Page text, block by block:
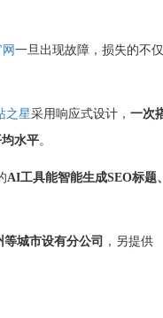
一旦出现故障，损失的不
之星采用响应式设计， 一次
水平。
AI工具能智能生成SEO标题
等城市设有分公司
，另提供